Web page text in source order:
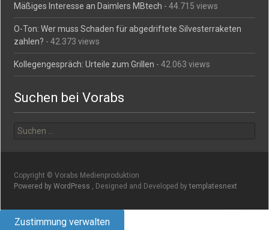
Mäßiges Interesse an Daimlers MBtech - 44.715 views
O-Ton: Wer muss Schaden für abgedriftete Silvesterraketen
zahlen? - 42.373 views
Kollegengespräch: Urteile zum Grillen - 42.063 views
Suchen bei Vorabs
nach:
Copyright © Vorabs Medienproduktion
Powered by WordPress
, Designed and Developed bytemplatesnext
Zustimmung verwalten